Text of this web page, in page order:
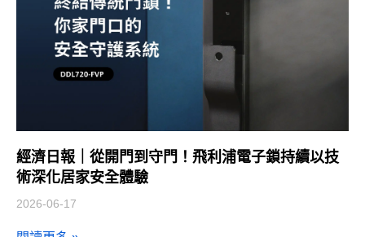
經濟日報｜從開門到守門！飛利浦電子鎖持續以技
術深化居家安全體驗
2026-06-17